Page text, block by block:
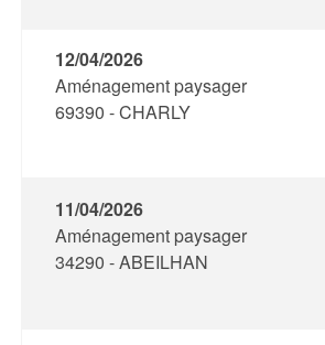
12/04/2026
Aménagement paysager
69390 - CHARLY
11/04/2026
Aménagement paysager
34290 - ABEILHAN